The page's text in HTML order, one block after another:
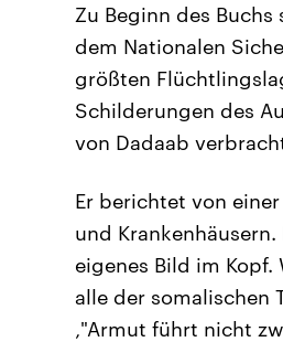
Zu Beginn des Buchs
dem Nationalen
größten
Schilderungen des
von Dadaab
Er berichtet von
und
eigenes Bild im
alle der somalischen
‚"Armut führt nicht